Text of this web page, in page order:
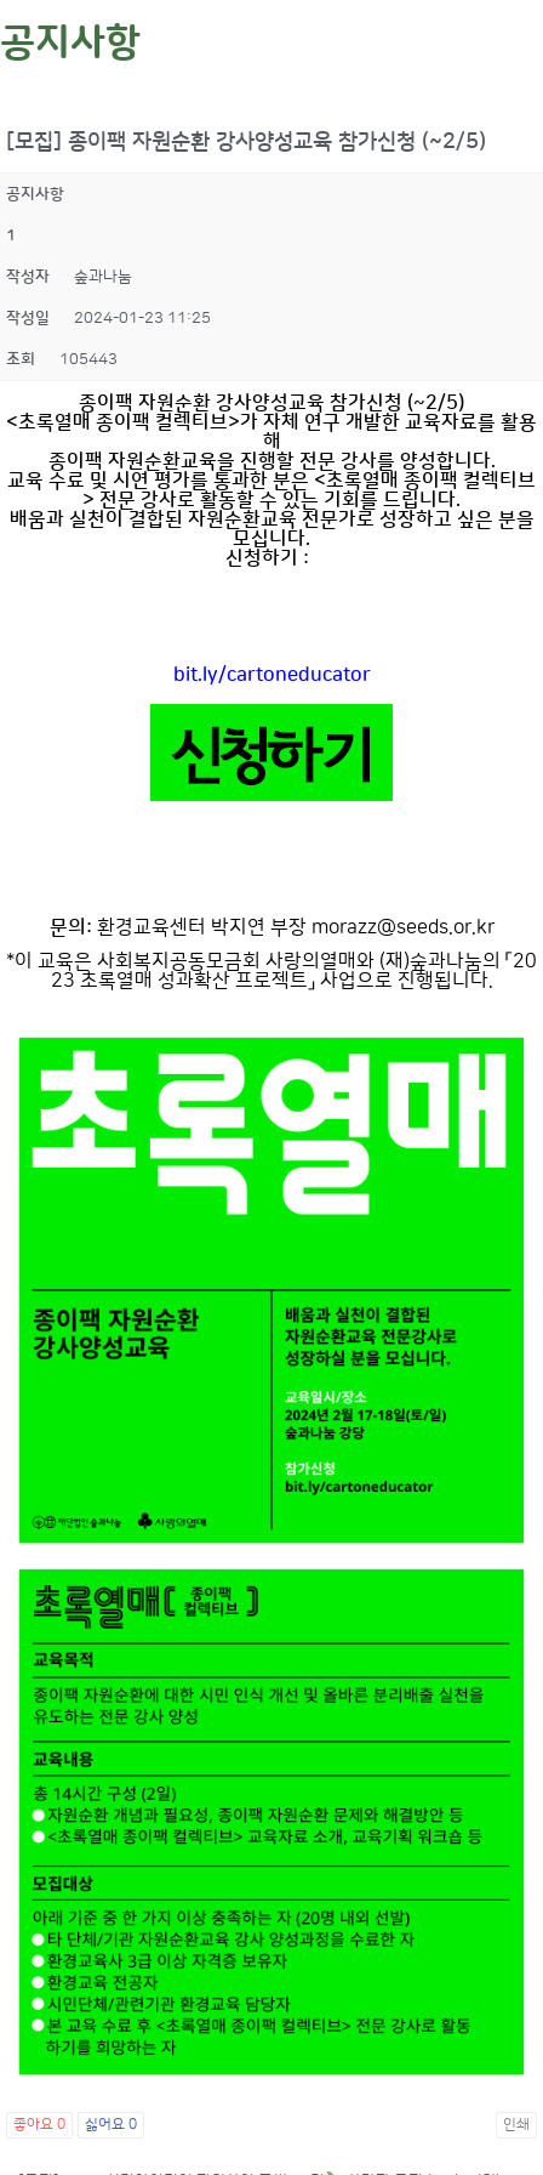
공지사항
[모집] 종이팩 자원순환 강사양성교육 참가신청 (~2/5)
공지사항
1
작성자 숲과나눔
작성일 2024-01-23 11:25
조회 105443
종이팩 자원순환 강사양성교육 참가신청 (~2/5)
<초록열매 종이팩 컬렉티브>가 자체 연구 개발한 교육자료를 활용
해
종이팩 자원순환교육을 진행할 전문 강사를 양성합니다.
교육 수료 및 시연 평가를 통과한 분은 <초록열매 종이팩 컬렉티브
> 전문 강사로 활동할 수 있는 기회를 드립니다.
배움과 실천이 결합된 자원순환교육 전문가로 성장하고 싶은 분을
모십니다.
신청하기 :
bit.ly/cartoneducator
문의: 환경교육센터 박지연 부장 morazz@seeds.or.kr
*이 교육은 사회복지공동모금회 사랑의열매와 (재)숲과나눔의 「20
23 초록열매 성과확산 프로젝트」 사업으로 진행됩니다.
좋아요 0 싫어요 0 인쇄